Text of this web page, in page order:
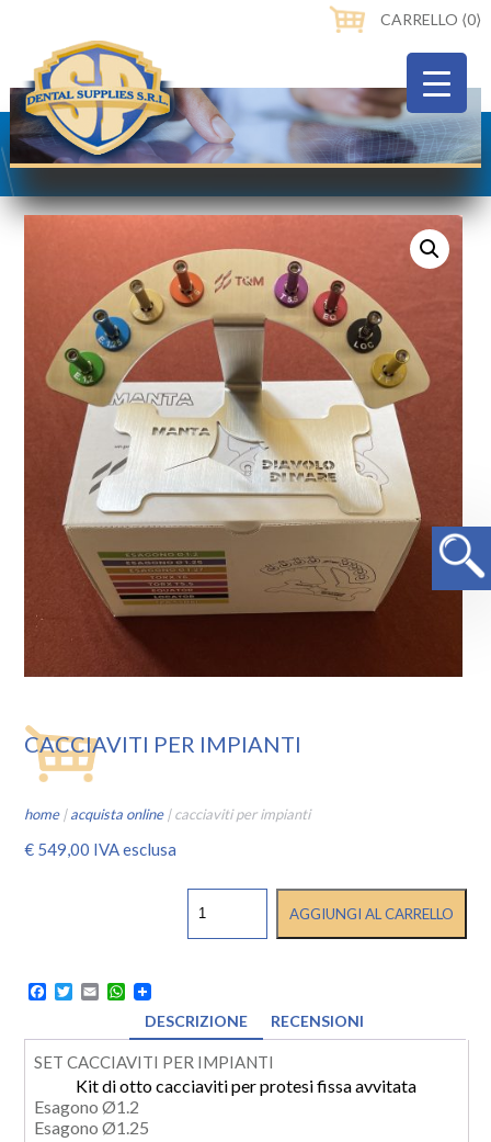
CARRELLO ⟨0⟩
CACCIAVITI PER IMPIANTI
home|acquista online|cacciaviti per impianti
€ 549,00 IVA esclusa
IMPIANTI
AGGIUNGI AL CARRELLO
Facebook
TwitterEmailWhatsApp
DESCRIZIONE
RECENSIONI
SET CACCIAVITI PER IMPIANTI
Kit di otto cacciaviti per protesi fissa avvitata
Esagono Ø1.2
Esagono Ø1.25